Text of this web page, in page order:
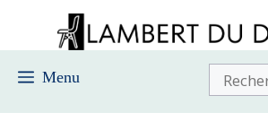
contenido
Menu Buscar